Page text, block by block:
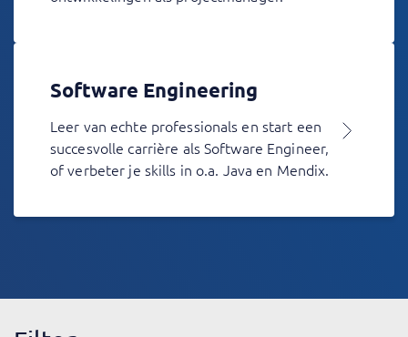
Software Engineering
Leer van echte professionals en start een
succesvolle carrière als Software Engineer,
of verbeter je skills in o.a. Java en Mendix.